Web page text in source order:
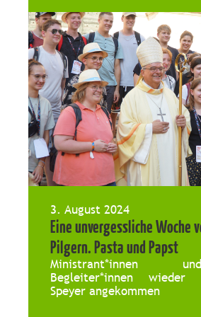
3. August 2024
Eine unvergessliche Woche
Pilgern. Pasta und Papst
Ministrant*innen
Begleiter*innen
Speyer angekommen